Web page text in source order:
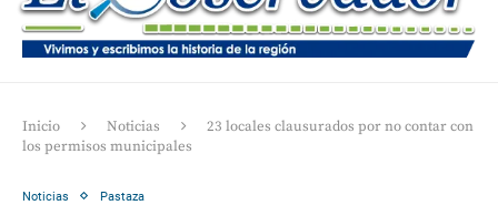
Inicio Noticias
23 locales clausurados por no contar con
los permisos municipales
Noticias Pastaza